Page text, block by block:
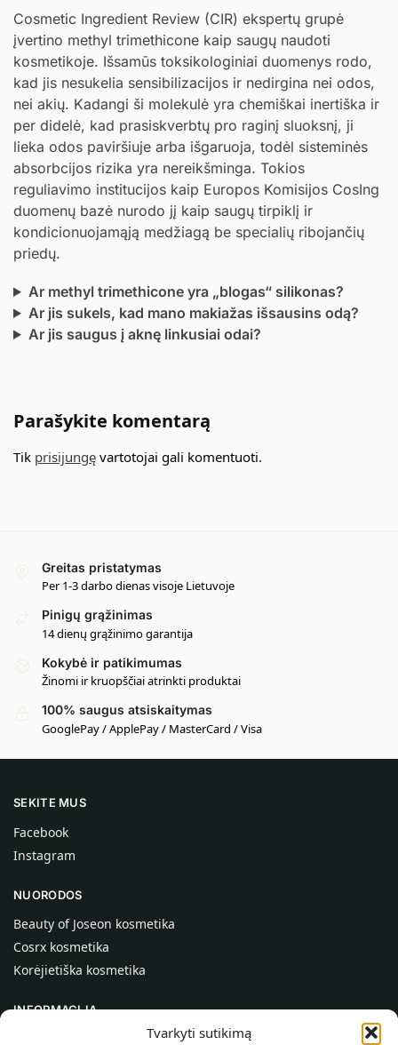
Tvarkyti sutikimą
Cosmetic Ingredient Review (CIR) ekspertų grupė
įvertino methyl trimethicone kaip saugų naudoti
kosmetikoje. Išsamūs toksikologiniai duomenys rodo,
kad jis nesukelia sensibilizacijos ir nedirgina nei odos,
nei akių. Kadangi ši molekulė yra chemiškai inertiška ir
per didelė, kad prasiskverbtų pro raginį sluoksnį, ji
lieka odos paviršiuje arba išgaruoja, todėl sisteminės
absorbcijos rizika yra nereikšminga. Tokios
reguliavimo institucijos kaip Europos Komisijos CosIng
duomenų bazė nurodo jį kaip saugų tirpiklį ir
kondicionuojamąją medžiagą be specialių ribojančių
priedų.
Ar methyl trimethicone yra „blogas“ silikonas?
Ar jis sukels, kad mano makiažas išsausins odą?
Ar jis saugus į aknę linkusiai odai?
Parašykite komentarą
Tik prisijungę vartotojai gali komentuoti.
Greitas pristatymas
Per 1-3 darbo dienas visoje Lietuvoje
Pinigų grąžinimas
14 dienų grąžinimo garantija
Kokybė ir patikimumas
Žinomi ir kruopščiai atrinkti produktai
100% saugus atsiskaitymas
GooglePay / ApplePay / MasterCard / Visa
SEKITE MUS
Facebook
Instagram
NUORODOS
Beauty of Joseon kosmetika
Cosrx kosmetika
Korėjietiška kosmetika
INFORMACIJA